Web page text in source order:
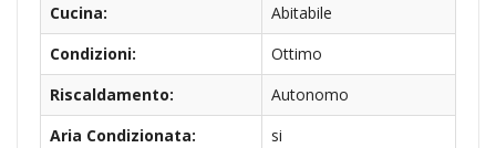
Cucina:
Abitabile
Condizioni:
Ottimo
Riscaldamento:
Autonomo
Aria Condizionata:
si